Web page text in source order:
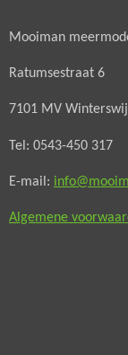
Mooiman
Ratumsestraat 6
7101 MV
Tel: 0543-450 317
E-mail:
Algemene